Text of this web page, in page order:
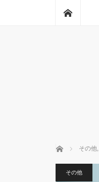
ホーム その他,
その他